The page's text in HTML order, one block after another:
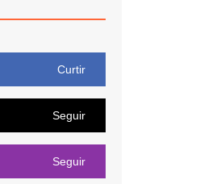
Curtir
Seguir
Seguir